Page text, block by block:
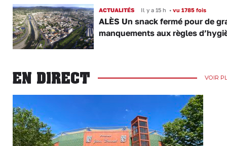
ACTUALITÉS Il y a 15 h •vu 1785 fois
ALÈS Un snack fermé pour de
manquements aux règles
EN DIRECT VOIR